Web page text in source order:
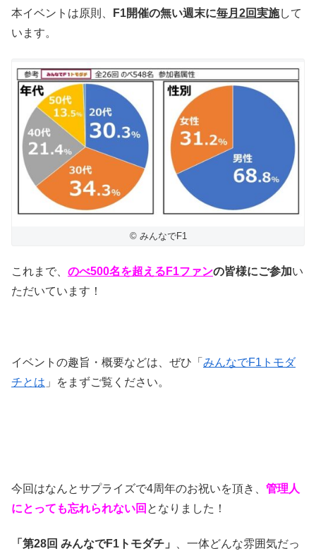
本イベントは原則、 F1開催の無い週末に毎月2回実施して
います。
© みんなでF1
これまで、 のべ500名を超えるF1ファンの皆様にご参加い
ただいています！
イベントの趣旨・概要などは、ぜひ「 みんなでF1トモダ
チとは 」をまずご覧ください。
今回はなんとサプライズで4周年のお祝いを頂き、 管理人
にとっても忘れられない回 となりました！
「第28回 みんなでF1トモダチ」
、一体どんな雰囲気だっ